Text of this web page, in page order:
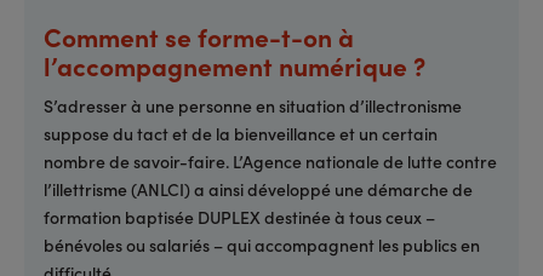
Comment se forme-t-on à
l’accompagnement numérique ?
S’adresser à une personne en situation d’illectronisme
suppose du tact et de la bienveillance et un certain
nombre de savoir-faire. L’Agence nationale de lutte contre
l’illettrisme (ANLCI) a ainsi développé une démarche de
formation baptisée DUPLEX destinée à tous ceux –
bénévoles ou salariés – qui accompagnent les publics en